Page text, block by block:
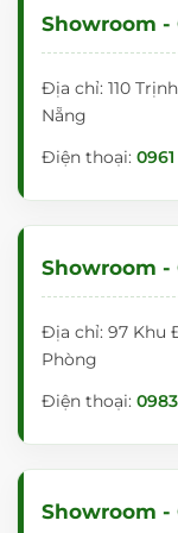
– Lớp tạo nền
chữ viết nổi bật
CƯỜNG
Showroom -
Địa chỉ: 110
Nẵng
Điện thoại:
Showroom -
Địa chỉ: 97 Khu
Phòng
Điện thoại:
Showroom -